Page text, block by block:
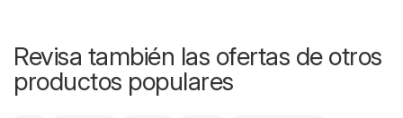
Revisa también las ofertas de otros
productos populares